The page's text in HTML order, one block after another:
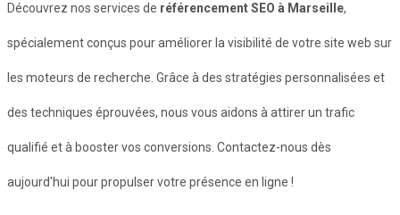
Découvrez nos services de référencement SEO à Marseille,
spécialement conçus pour améliorer la visibilité de votre site web sur
les moteurs de recherche. Grâce à des stratégies personnalisées et
des techniques éprouvées, nous vous aidons à attirer un trafic
qualifié et à booster vos conversions. Contactez-nous dès
aujourd'hui pour propulser votre présence en ligne !